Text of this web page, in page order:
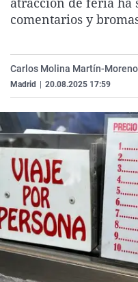
comentarios y
Carlos Molina Martín-Moreno
Madrid 20.08.2025 17:59